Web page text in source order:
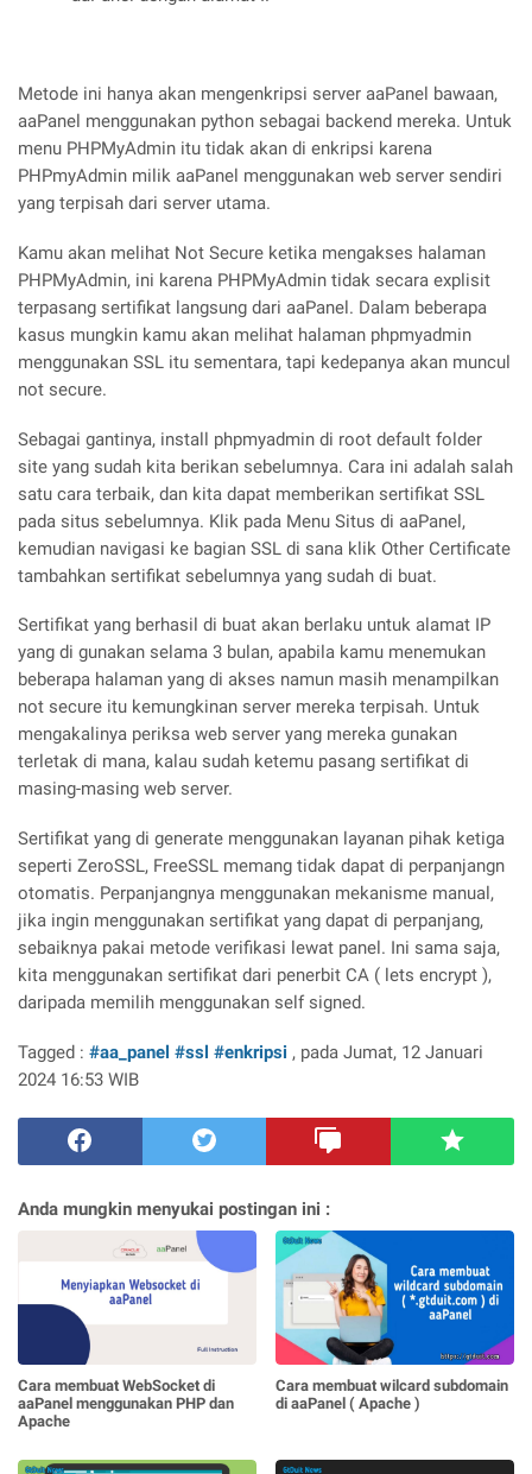
Metode ini hanya akan mengenkripsi server aaPanel bawaan,
aaPanel menggunakan python sebagai backend mereka. Untuk
menu PHPMyAdmin itu tidak akan di enkripsi karena
PHPmyAdmin milik aaPanel menggunakan web server sendiri
yang terpisah dari server utama.
Kamu akan melihat Not Secure ketika mengakses halaman
PHPMyAdmin, ini karena PHPMyAdmin tidak secara explisit
terpasang sertifikat langsung dari aaPanel. Dalam beberapa
kasus mungkin kamu akan melihat halaman phpmyadmin
menggunakan SSL itu sementara, tapi kedepanya akan muncul
not secure.
Sebagai gantinya, install phpmyadmin di root default folder
site yang sudah kita berikan sebelumnya. Cara ini adalah salah
satu cara terbaik, dan kita dapat memberikan sertifikat SSL
pada situs sebelumnya. Klik pada Menu Situs di aaPanel,
kemudian navigasi ke bagian SSL di sana klik Other Certificate
tambahkan sertifikat sebelumnya yang sudah di buat.
Sertifikat yang berhasil di buat akan berlaku untuk alamat IP
yang di gunakan selama 3 bulan, apabila kamu menemukan
beberapa halaman yang di akses namun masih menampilkan
not secure itu kemungkinan server mereka terpisah. Untuk
mengakalinya periksa web server yang mereka gunakan
terletak di mana, kalau sudah ketemu pasang sertifikat di
masing-masing web server.
Sertifikat yang di generate menggunakan layanan pihak ketiga
seperti ZeroSSL, FreeSSL memang tidak dapat di perpanjangn
otomatis. Perpanjangnya menggunakan mekanisme manual,
jika ingin menggunakan sertifikat yang dapat di perpanjang,
sebaiknya pakai metode verifikasi lewat panel. Ini sama saja,
kita menggunakan sertifikat dari penerbit CA ( lets encrypt ),
daripada memilih menggunakan self signed.
Tagged : #aa_panel #ssl #enkripsi , pada Jumat, 12 Januari
2024 16:53 WIB
Anda mungkin menyukai postingan ini :
Cara membuat WebSocket di
aaPanel menggunakan PHP dan
Apache
Cara membuat wilcard subdomain
di aaPanel ( Apache )